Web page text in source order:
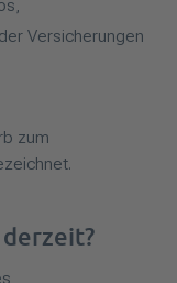
Versicherungen
zum